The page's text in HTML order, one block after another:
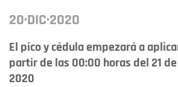
20·DIC·2020
El pico y cédula empezará a
partir de las 00:00 horas del 21
2020